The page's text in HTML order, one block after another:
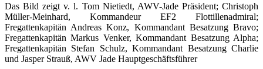
Das Bild zeigt v. l. Tom Nietiedt, AWV-Jade Präsident; Christoph
Müller-Meinhard, Kommandeur EF2 Flottillenadmiral;
Fregattenkapitän Andreas Konz, Kommandant Besatzung Bravo;
Fregattenkapitän Markus Venker, Kommandant Besatzung Alpha;
Fregattenkapitän Stefan Schulz, Kommandant Besatzung Charlie
und Jasper Strauß, AWV Jade Hauptgeschäftsführer